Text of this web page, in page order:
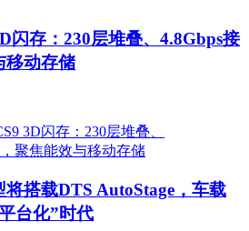
闪存：230层堆叠、4.8Gbps接
移动存储
将搭载DTS AutoStage，车载
台化”时代